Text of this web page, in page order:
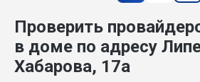
Проверить
в доме по адресу
Хабарова, 17а